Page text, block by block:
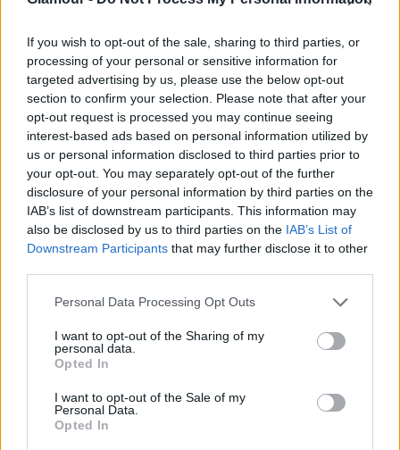
If you wish to opt-out of the sale, sharing to third parties, or
processing of your personal or sensitive information for
targeted advertising by us, please use the below opt-out
section to confirm your selection. Please note that after your
opt-out request is processed you may continue seeing
interest-based ads based on personal information utilized by
us or personal information disclosed to third parties prior to
your opt-out. You may separately opt-out of the further
disclosure of your personal information by third parties on the
IAB’s list of downstream participants. This information may
also be disclosed by us to third parties on the IAB’s List of
Downstream Participants that may further disclose it to other
Please note that this website/app uses one or more Google
not limited to your visit or usage behaviour. You may click to
grant or deny consent to Google and its third-party tags to
use your data for below specified purposes in below Google
consent section.
Personal Data Processing Opt Outs
I want to opt-out of the Sharing of my
personal data.
Opted In
I want to opt-out of the Sale of my
Personal Data.
Opted In